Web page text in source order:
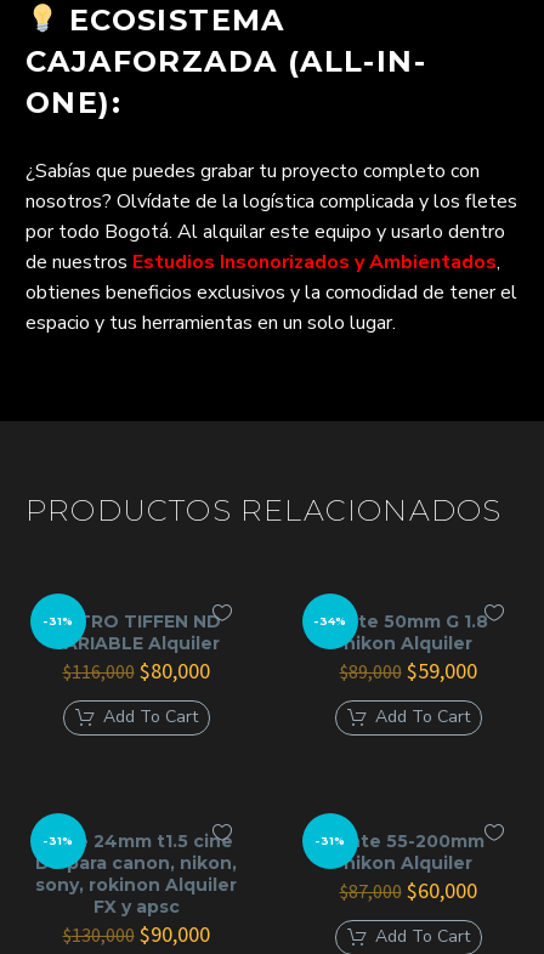
ECOSISTEMA
CAJAFORZADA (ALL-IN-
ONE):
¿Sabías que puedes grabar tu proyecto completo con
nosotros? Olvídate de la logística complicada y los fletes
por todo Bogotá. Al alquilar este equipo y usarlo dentro
de nuestros Estudios Insonorizados y Ambientados,
obtienes beneficios exclusivos y la comodidad de tener el
espacio y tus herramientas en un solo lugar.
PRODUCTOS RELACIONADOS
-31%
FILTRO TIFFEN ND
VARIABLE Alquiler
$116,000 El
precio
original
era:
$80,000El
actual
es:
Add To Cart
-34%lente 50mm G 1.8
nikon Alquiler
$89,000 El
precio
original
era:
$59,000El
actual
es:
Add To Cart
-31%
lente 24mm t1.5 cine
DS para canon, nikon,
sony, rokinon Alquiler
FX y apsc
$130,000 El
$90,000El
-31%lente 55-200mm
nikon Alquiler
$87,000 El
precio
original
$60,000El
actual
Add To Cart